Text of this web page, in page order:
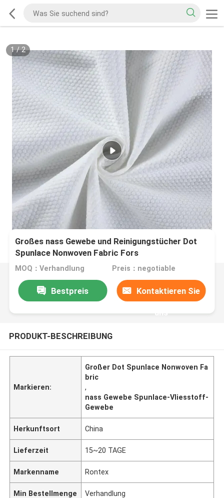
1/2
Großes nass Gewebe und Reinigungstücher Dot
Spunlace Nonwoven Fabric Fors
MOQ：Verhandlung Preis：negotiable
Bestpreis Kontaktieren Sie
uns
PRODUKT-BESCHREIBUNG
Markieren:
Großer Dot Spunlace Nonwoven Fa
bric
,
nass Gewebe Spunlace-Vliesstoff-
Gewebe
Herkunftsort China
Lieferzeit 15~20 TAGE
Markenname Rontex
Min Bestellmenge Verhandlung